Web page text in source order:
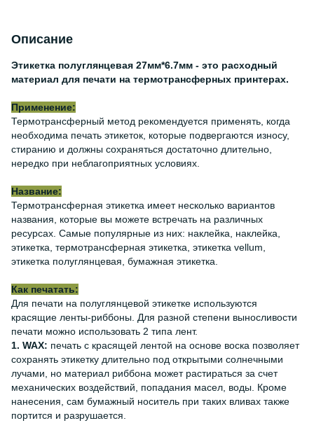
Описание
Этикетка полуглянцевая 27мм*6.7мм - это расходный
материал для печати на термотрансферных принтерах.
Применение:
Термотрансферный метод рекомендуется применять, когда
необходима печать этикеток, которые подвергаются износу,
стиранию и должны сохраняться достаточно длительно,
нередко при неблагоприятных условиях.
Название:
Термотрансферная этикетка имеет несколько вариантов
названия, которые вы можете встречать на различных
ресурсах. Самые популярные из них: наклейка, наклейка,
этикетка, термотрансферная этикетка, этикетка vellum,
этикетка полуглянцевая, бумажная этикетка.
Как печатать:
Для печати на полуглянцевой этикетке используются
красящие ленты-риббоны. Для разной степени выносливости
печати можно использовать 2 типа лент.
1. WAX: печать с красящей лентой на основе воска позволяет
сохранять этикетку длительно под открытыми солнечными
лучами, но материал риббона может растираться за счет
механических воздействий, попадания масел, воды. Кроме
нанесения, сам бумажный носитель при таких вливах также
портится и разрушается.